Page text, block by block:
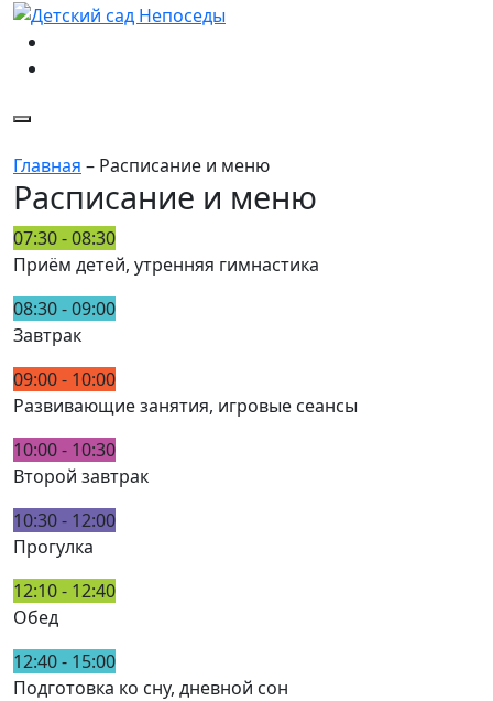
Главная – Расписание и меню
Расписание и меню
07:30 - 08:30
Приём детей, утренняя гимнастика
08:30 - 09:00
Завтрак
09:00 - 10:00
Развивающие занятия, игровые сеансы
10:00 - 10:30
Второй завтрак
10:30 - 12:00
Прогулка
12:10 - 12:40
Обед
12:40 - 15:00
Подготовка ко сну, дневной сон